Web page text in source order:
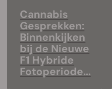
Cannabis
Gesprekken:
Binnenkijken
bij de Nieuwe
F1 Hybride
Fotoperiode...